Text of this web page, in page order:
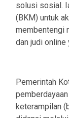
solusi sosial.
(BKM) untuk
membentengi
dan judi online
Pemerintah
keterampilan